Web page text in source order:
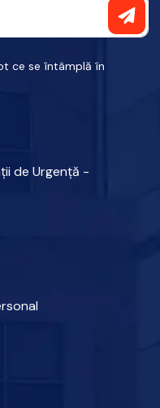
ce se întâmplă în
de Urgență -